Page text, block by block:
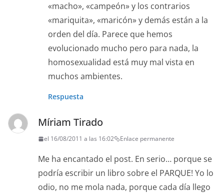
«macho», «campeón» y los contrarios
«mariquita», «maricón» y demás están a la
orden del día. Parece que hemos
evolucionado mucho pero para nada, la
homosexualidad está muy mal vista en
muchos ambientes.
Respuesta
Míriam Tirado
el 16/08/2011 a las 16:02 Enlace permanente
Me ha encantado el post. En serio… porque se
podría escribir un libro sobre el PARQUE! Yo lo
odio, no me mola nada, porque cada día llego